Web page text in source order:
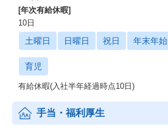
[年次有給休暇]
10日
土曜日 日曜日 祝日 年末年始
育児
有給休暇(入社半年経過時点10日)
手当・福利厚生